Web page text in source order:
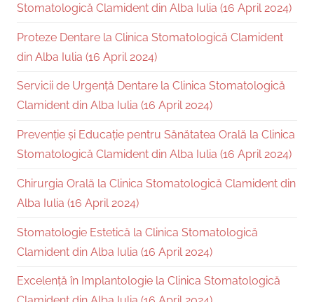
Stomatologică Clamident din Alba Iulia (16 April 2024)
Proteze Dentare la Clinica Stomatologică Clamident
din Alba Iulia (16 April 2024)
Servicii de Urgență Dentare la Clinica Stomatologică
Clamident din Alba Iulia (16 April 2024)
Prevenție și Educație pentru Sănătatea Orală la Clinica
Stomatologică Clamident din Alba Iulia (16 April 2024)
Chirurgia Orală la Clinica Stomatologică Clamident din
Alba Iulia (16 April 2024)
Stomatologie Estetică la Clinica Stomatologică
Clamident din Alba Iulia (16 April 2024)
Excelență în Implantologie la Clinica Stomatologică